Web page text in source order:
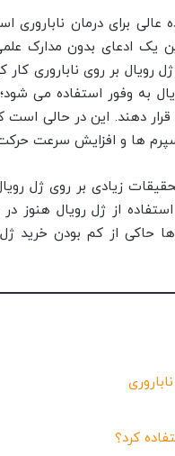
برای درمان ناباروری
یک ادعای بدون مدارک
بر روی ناباروری کار
به وفور استفاده می
قرار دهند. این در حالی
ها و افزایش سرعت
زیادی بر روی ژل
از ژل رویال هنوز در
از کم بودن خرید ژل
کرد؟